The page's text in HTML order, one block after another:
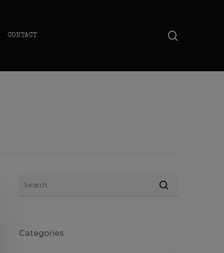
CONTACT
Categories